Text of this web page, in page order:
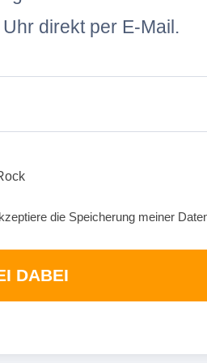
direkt per E-Mail.
die Speicherung meiner
DABEI